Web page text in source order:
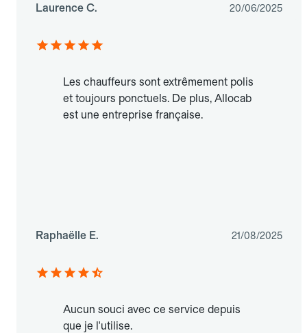
Laurence C. 20/06/2025
Les chauffeurs sont extrêmement polis
et toujours ponctuels. De plus, Allocab
est une entreprise française.
Raphaëlle E. 21/08/2025
Aucun souci avec ce service depuis
que je l'utilise.